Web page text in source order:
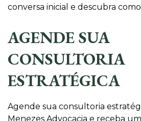
conversa inicial e descubra
AGENDE SUA
CONSULTORIA
ESTRATÉGICA
Agende sua consultoria
Menezes Advocacia e receba